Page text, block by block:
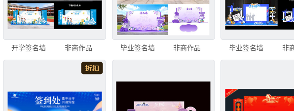
开学签名墙 非商作品 毕业签名墙 非商作品 毕业签名墙 非